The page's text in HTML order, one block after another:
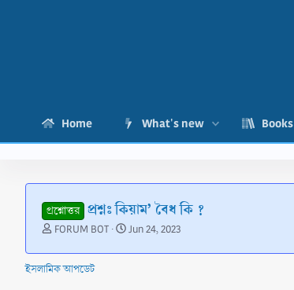
Home What's new Books
প্রশ্নোত্তর প্রশ্নঃ কিয়াম’ বৈধ কি ?
T
r
e
FORUM BOT
S
a
Jun 24, 2023
ইসলামিক আপডেট